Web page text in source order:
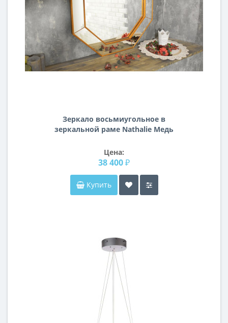
Зеркало восьмиугольное в
зеркальной раме Nathalie Медь
Цена:
38 400 ₽
Купить